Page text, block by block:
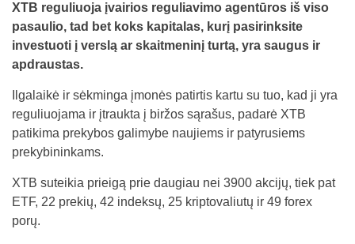
XTB reguliuoja įvairios reguliavimo agentūros iš viso
pasaulio, tad bet koks kapitalas, kurį pasirinksite
investuoti į verslą ar skaitmeninį turtą, yra saugus ir
apdraustas.
Ilgalaikė ir sėkminga įmonės patirtis kartu su tuo, kad ji yra
reguliuojama ir įtraukta į biržos sąrašus, padarė XTB
patikima prekybos galimybe naujiems ir patyrusiems
prekybininkams.
XTB suteikia prieigą prie daugiau nei 3900 akcijų, tiek pat
ETF, 22 prekių, 42 indeksų, 25 kriptovaliutų ir 49 forex
porų.